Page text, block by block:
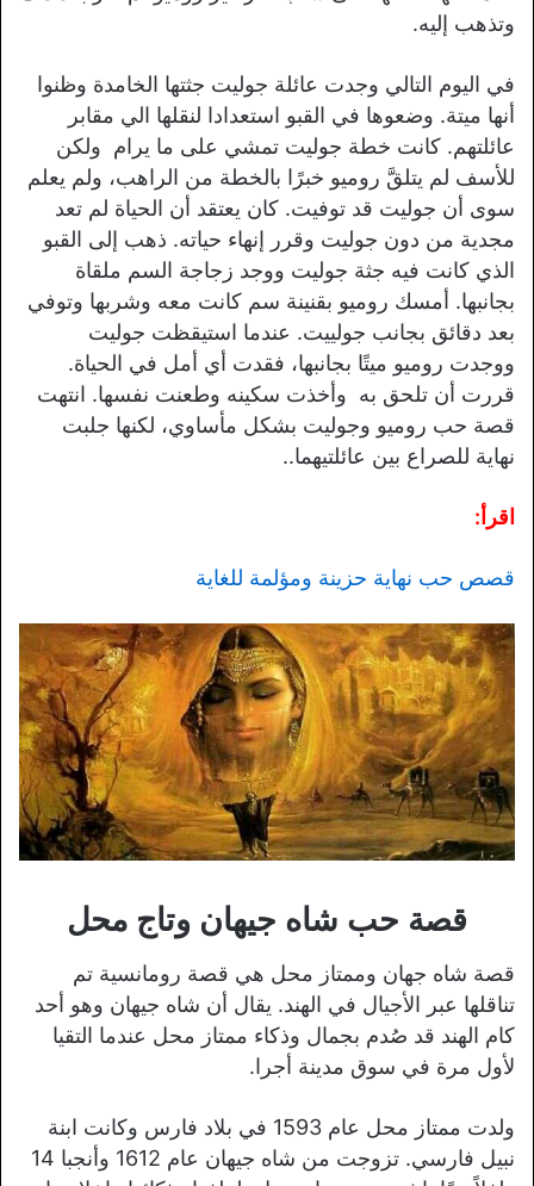
وتذهب إليه.
في اليوم التالي وجدت عائلة جوليت جثتها الخامدة وظنوا
أنها ميتة. وضعوها في القبو استعدادا لنقلها الي مقابر
عائلتهم. كانت خطة جوليت تمشي على ما يرام ولكن
للأسف لم يتلقَّ روميو خبرًا بالخطة من الراهب، ولم يعلم
سوى أن جوليت قد توفيت. كان يعتقد أن الحياة لم تعد
مجدية من دون جوليت وقرر إنهاء حياته. ذهب إلى القبو
الذي كانت فيه جثة جوليت ووجد زجاجة السم ملقاة
بجانبها. أمسك روميو بقنينة سم كانت معه وشربها وتوفي
بعد دقائق بجانب جولييت. عندما استيقظت جوليت
ووجدت روميو ميتًا بجانبها، فقدت أي أمل في الحياة.
قررت أن تلحق به وأخذت سكينه وطعنت نفسها. انتهت
قصة حب روميو وجوليت بشكل مأساوي، لكنها جلبت
نهاية للصراع بين عائلتيهما..
اقرأ:
قصص حب نهاية حزينة ومؤلمة للغاية
قصة حب شاه جيهان وتاج محل
قصة شاه جهان وممتاز محل هي قصة رومانسية تم
تناقلها عبر الأجيال في الهند. يقال أن شاه جيهان وهو أحد
كام الهند قد صُدم بجمال وذكاء ممتاز محل عندما التقيا
لأول مرة في سوق مدينة أجرا.
ولدت ممتاز محل عام 1593 في بلاد فارس وكانت ابنة
نبيل فارسي. تزوجت من شاه جيهان عام 1612 وأنجبا 14